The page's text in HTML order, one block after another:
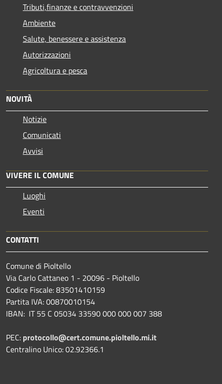
Tributi,finanze e contravvenzioni
Ambiente
Salute, benessere e assistenza
Autorizzazioni
Agricoltura e pesca
NOVITÀ
Notizie
Comunicati
Avvisi
VIVERE IL COMUNE
Luoghi
Eventi
CONTATTI
Comune di Pioltello
Via Carlo Cattaneo 1 - 20096 - Pioltello
Codice Fiscale: 83501410159
Partita IVA: 00870010154
IBAN: IT 55 C 05034 33590 000 000 007 388
PEC: protocollo@cert.comune.pioltello.mi.it
Centralino Unico: 02.92366.1